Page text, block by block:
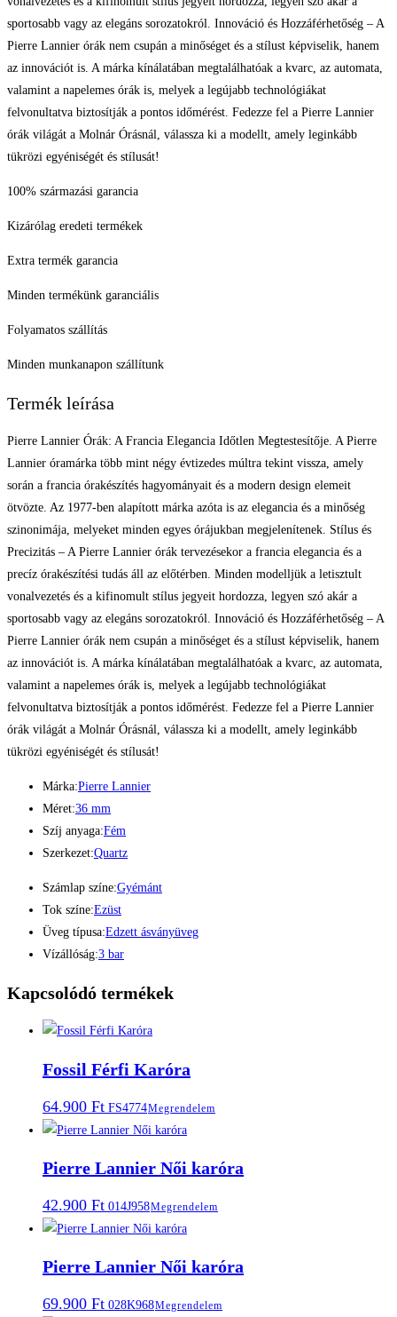
sportosabb vagy az elegáns sorozatokról. Innováció és Hozzáférhetőség – A
Pierre Lannier órák nem csupán a minőséget és a stílust képviselik, hanem
az innovációt is. A márka kínálatában megtalálhatóak a kvarc, az automata,
valamint a napelemes órák is, melyek a legújabb technológiákat
felvonultatva biztosítják a pontos időmérést. Fedezze fel a Pierre Lannier
órák világát a Molnár Órásnál, válassza ki a modellt, amely leginkább
tükrözi egyéniségét és stílusát!
100% származási garancia
Kizárólag eredeti termékek
Extra termék garancia
Minden termékünk garanciális
Folyamatos szállítás
Minden munkanapon szállítunk
Termék leírása
Pierre Lannier Órák: A Francia Elegancia Időtlen Megtestesítője. A Pierre
Lannier óramárka több mint négy évtizedes múltra tekint vissza, amely
során a francia órakészítés hagyományait és a modern design elemeit
ötvözte. Az 1977-ben alapított márka azóta is az elegancia és a minőség
szinonimája, melyeket minden egyes órájukban megjelenítenek. Stílus és
Precizitás – A Pierre Lannier órák tervezésekor a francia elegancia és a
precíz órakészítési tudás áll az előtérben. Minden modelljük a letisztult
vonalvezetés és a kifinomult stílus jegyeit hordozza, legyen szó akár a
sportosabb vagy az elegáns sorozatokról. Innováció és Hozzáférhetőség – A
Pierre Lannier órák nem csupán a minőséget és a stílust képviselik, hanem
az innovációt is. A márka kínálatában megtalálhatóak a kvarc, az automata,
valamint a napelemes órák is, melyek a legújabb technológiákat
felvonultatva biztosítják a pontos időmérést. Fedezze fel a Pierre Lannier
órák világát a Molnár Órásnál, válassza ki a modellt, amely leginkább
tükrözi egyéniségét és stílusát!
Márka:Pierre Lannier
Méret:36 mm
Szíj anyaga:Fém
Szerkezet:Quartz
Számlap színe:Gyémánt
Tok színe:Ezüst
Üveg típusa:Edzett ásványüveg
Vízállóság:3 bar
Kapcsolódó termékek
Fossil Férfi Karóra
64.900 Ft FS4774Megrendelem
Pierre Lannier Női karóra
42.900 Ft 014J958Megrendelem
Pierre Lannier Női karóra
69.900 Ft 028K968Megrendelem